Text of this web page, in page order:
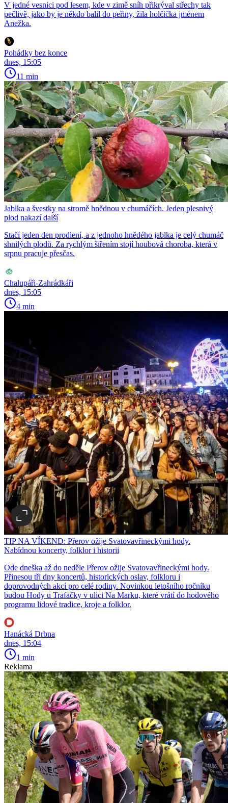
V jedné vesnici pod lesem, kde v zimě sníh přikrýval střechy tak
pečlivě, jako by je někdo balil do peřiny, žila holčička jménem
Anežka.
Pohádky bez konce
dnes, 15:05
11 min
Jablka a švestky na stromě hnědnou v chumáčích. Jeden plesnivý
plod nakazí další
Stačí jeden den prodlení, a z jednoho hnědého jablka je celý chumáč
shnilých plodů. Za rychlým šířením stojí houbová choroba, která v
srpnu pracuje přesčas.
Chalupáři-Zahrádkáři
dnes, 15:05
4 min
TIP NA VÍKEND: Přerov ožije Svatovavřineckými hody.
Nabídnou koncerty, folklor i historii
Ode dneška až do neděle Přerov ožije Svatovavřineckými hody.
Přinesou tři dny koncertů, historických oslav, folkloru i
doprovodných akcí pro celé rodiny. Novinkou letošního ročníku
budou Hody u Trafačky v ulici Na Marku, které vrátí do hodového
programu lidové tradice, kroje a folklor.
Hanácká Drbna
dnes, 15:04
1 min
Reklama